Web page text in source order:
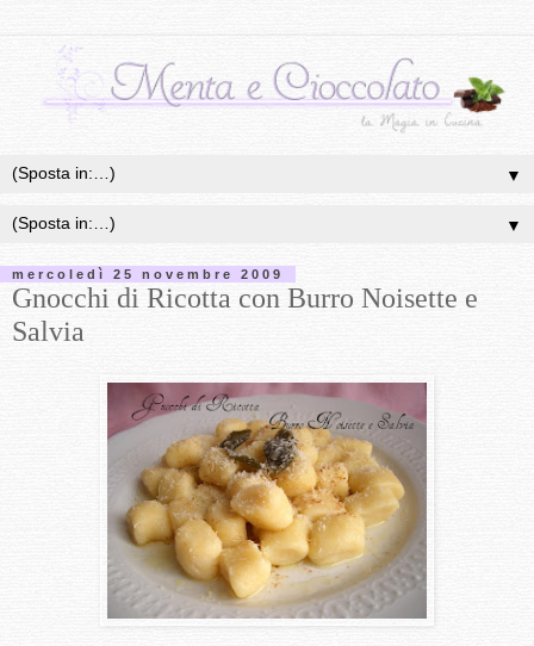
▼
▼
mercoledì 25 novembre 2009
Gnocchi di Ricotta con Burro Noisette e
Salvia